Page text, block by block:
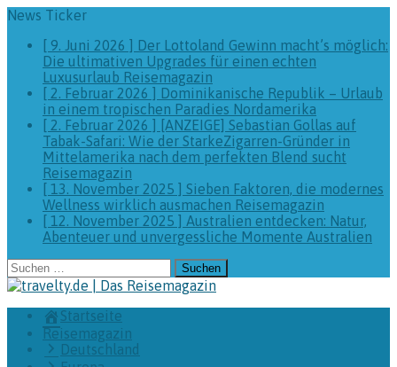
News Ticker
[ 9. Juni 2026 ] Der Lottoland Gewinn macht’s möglich:
Die ultimativen Upgrades für einen echten
Luxusurlaub Reisemagazin
[ 2. Februar 2026 ] Dominikanische Republik – Urlaub
in einem tropischen Paradies Nordamerika
[ 2. Februar 2026 ] [ANZEIGE] Sebastian Gollas auf
Tabak-Safari: Wie der StarkeZigarren-Gründer in
Mittelamerika nach dem perfekten Blend sucht
Reisemagazin
[ 13. November 2025 ] Sieben Faktoren, die modernes
Wellness wirklich ausmachen Reisemagazin
[ 12. November 2025 ] Australien entdecken: Natur,
Abenteuer und unvergessliche Momente Australien
Suchen
nach:
Startseite
Reisemagazin
Deutschland